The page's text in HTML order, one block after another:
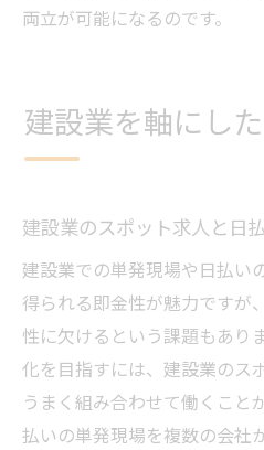
両立が可能になるのです。
建設業を軸にし
建設業のスポット求人と日
建設業での単発現場や日払い
得られる即金性が魅力ですが
性に欠けるという課題もあり
化を目指すには、建設業のス
うまく組み合わせて働くこと
払いの単発現場を複数の会社